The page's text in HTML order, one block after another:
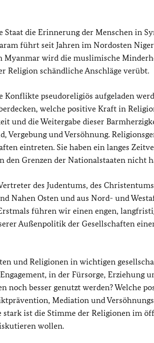
die Erinnerung der Menschen in
führt seit Jahren im Nordosten
Myanmar wird die muslimische
Religion schändliche Anschläge verübt.
pseudoreligiös aufgeladen
welche positive Kraft in
und die Weitergabe dieser
Vergebung und Versöhnung.
eintreten. Sie haben ein langes
den Grenzen der Nationalstaaten nicht
des Judentums, des
Nahen Osten und aus Nord- und
führen wir einen engen,
Außenpolitik der Gesellschaften
und Religionen in wichtigen
in der Fürsorge, Erziehung
noch besser genutzt werden? Welche
Mediation und
ist die Stimme der Religionen im
wollen.